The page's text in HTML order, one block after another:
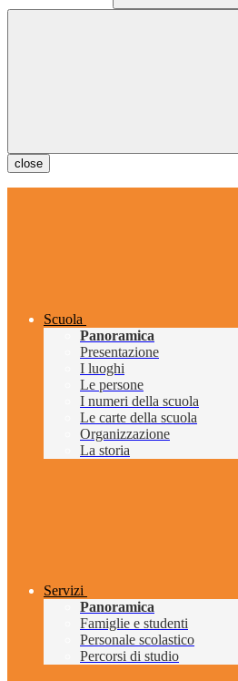
close
Scuola
Panoramica
Presentazione
I luoghi
Le persone
I numeri della scuola
Le carte della scuola
Organizzazione
La storia
Servizi
Panoramica
Famiglie e studenti
Personale scolastico
Percorsi di studio